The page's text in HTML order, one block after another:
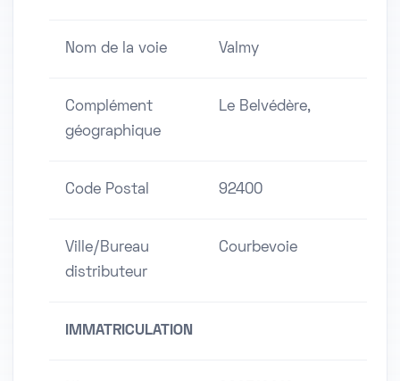
Nom de la voie Valmy
Complément
géographique
Le Belvédère,
Code Postal 92400
Ville/Bureau
distributeur
Courbevoie
IMMATRICULATION